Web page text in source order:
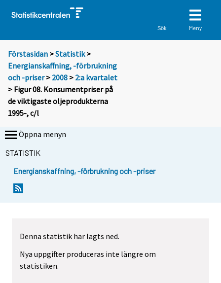
Sök Meny
Förstasidan >Statistik >
Energianskaffning, -förbrukning
och -priser> 2008 > 2:a kvartalet
> Figur 08. Konsumentpriser på
de viktigaste oljeprodukterna
1995-, c/l
Öppna menyn
STATISTIK
Energianskaffning, -förbrukning och -priser
Denna statistik har lagts ned.
Nya uppgifter produceras inte längre om
statistiken.